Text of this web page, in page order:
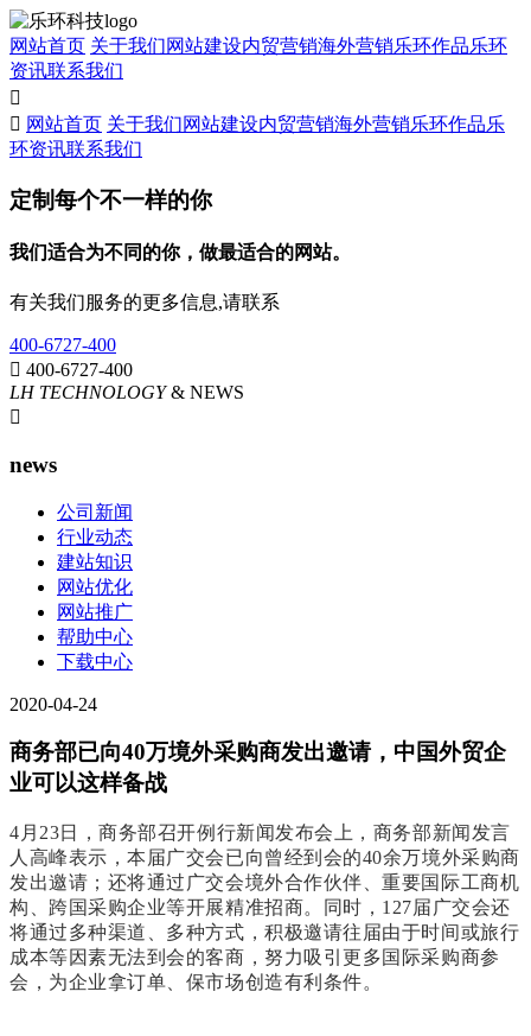
网站首页 关于我们网站建设内贸营销海外营销乐环作品乐环
资讯联系我们

 网站首页 关于我们网站建设内贸营销海外营销乐环作品乐
环资讯联系我们
定制每个不一样的你
我们适合为不同的你，做最适合的网站。
有关我们服务的更多信息,请联系
400-6727-400
 400-6727-400
LH TECHNOLOGY& NEWS

news
公司新闻
行业动态
建站知识
网站优化
网站推广
帮助中心
下载中心
2020-04-24
商务部已向40万境外采购商发出邀请，中国外贸企
业可以这样备战
4月23日，商务部召开例行新闻发布会上，商务部新闻发言
人高峰表示，本届广交会已向曾经到会的40余万境外采购商
发出邀请；还将通过广交会境外合作伙伴、重要国际工商机
构、跨国采购企业等开展精准招商。同时，127届广交会还
将通过多种渠道、多种方式，积极邀请往届由于时间或旅行
成本等因素无法到会的客商，努力吸引更多国际采购商参
会，为企业拿订单、保市场创造有利条件。